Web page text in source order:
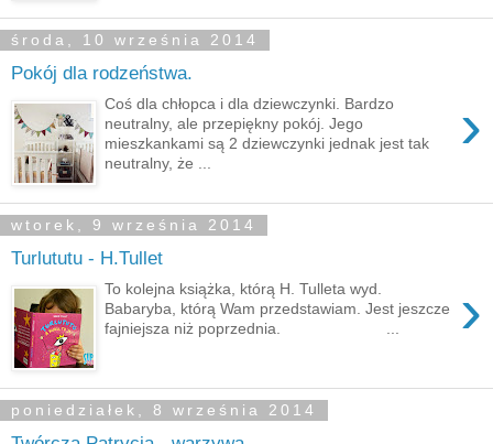
środa, 10 września 2014
Pokój dla rodzeństwa.
›
Coś dla chłopca i dla dziewczynki. Bardzo
neutralny, ale przepiękny pokój. Jego
mieszkankami są 2 dziewczynki jednak jest tak
neutralny, że ...
wtorek, 9 września 2014
Turlututu - H.Tullet
›
To kolejna książka, którą H. Tulleta wyd.
Babaryba, którą Wam przedstawiam. Jest jeszcze
fajniejsza niż poprzednia. ...
poniedziałek, 8 września 2014